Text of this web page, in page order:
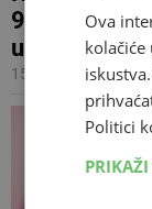
98.62 posto
usporedba
15.10.2024 09:50
Ova
Politici
PRIKAŽI